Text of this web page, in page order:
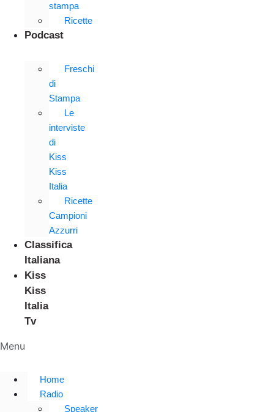
stampa
Ricette
Podcast
Freschi
di
Stampa
Le
interviste
di
Kiss
Kiss
Italia
Ricette
Campioni
Azzurri
Classifica
Italiana
Kiss
Kiss
Italia
Tv
Menu
Home
Radio
Speaker